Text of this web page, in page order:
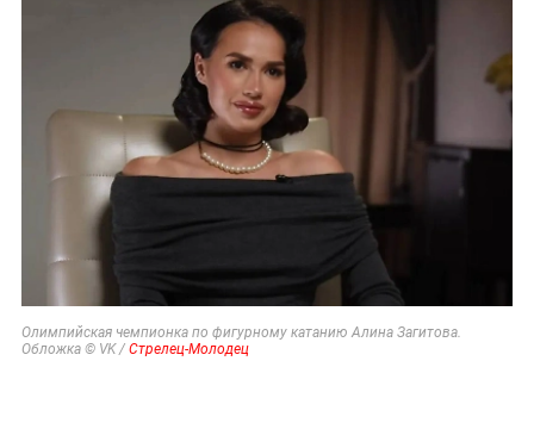
Олимпийская чемпионка по фигурному катанию Алина Загитова.
Обложка © VK / Стрелец-Молодец